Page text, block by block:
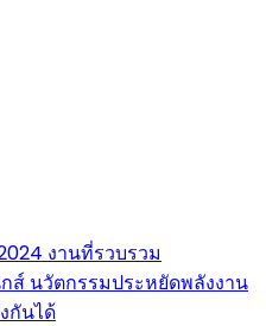
งานที่รวบรวม
ส์ นวัตกรรมประหยัดพลังงาน
กันได้